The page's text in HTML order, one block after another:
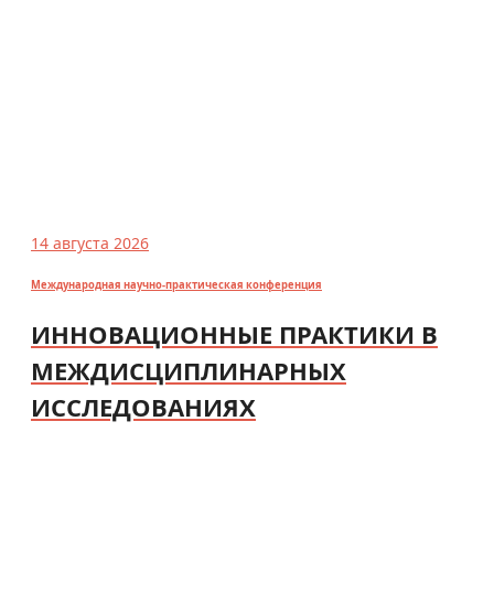
14 августа 2026
Международная научно-практическая конференция
ИННОВАЦИОННЫЕ ПРАКТИКИ В
МЕЖДИСЦИПЛИНАРНЫХ
ИССЛЕДОВАНИЯХ